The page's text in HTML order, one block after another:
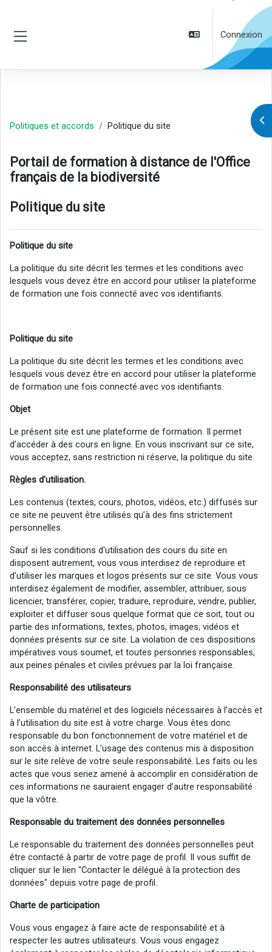
Connexion
Politiques et accords Politique du site
Portail de formation à distance de l'Office
français de la biodiversité
Politique du site
Politique du site
La politique du site décrit les termes et les conditions avec
lesquels vous devez être en accord pour utiliser la plateforme
de formation une fois connecté avec vos identifiants.
Politique du site
La politique du site décrit les termes et les conditions avec
lesquels vous devez être en accord pour utiliser la plateforme
de formation une fois connecté avec vos identifiants.
Objet
Le présent site est une plateforme de formation. Il permet
d’accéder à des cours en ligne. En vous inscrivant sur ce site,
vous acceptez, sans restriction ni réserve, la politique du site.
Règles d’utilisation.
Les contenus (textes, cours, photos, vidéos, etc.) diffusés sur
ce site ne peuvent être utilisés qu’à des fins strictement
personnelles.
Sauf si les conditions d'utilisation des cours du site en
disposent autrement, vous vous interdisez de reproduire et
d’utiliser les marques et logos présents sur ce site. Vous vous
interdisez également de modifier, assembler, attribuer, sous
licencier, transférer, copier, traduire, reproduire, vendre, publier,
exploiter et diffuser sous quelque format que ce soit, tout ou
partie des informations, textes, photos, images, vidéos et
données présents sur ce site. La violation de ces dispositions
impératives vous soumet, et toutes personnes responsables,
aux peines pénales et civiles prévues par la loi française.
Responsabilité des utilisateurs
L’ensemble du matériel et des logiciels nécessaires à l’accès et
à l’utilisation du site est à votre charge. Vous êtes donc
responsable du bon fonctionnement de votre matériel et de
son accès à internet. L’usage des contenus mis à disposition
sur le site relève de votre seule responsabilité. Les faits ou les
actes que vous seriez amené à accomplir en considération de
ces informations ne sauraient engager d’autre responsabilité
que la vôtre.
Responsable du traitement des données personnelles
Le responsable du traitement des données personnelles peut
être contacté à partir de votre page de profil. Il vous suffit de
cliquer sur le lien "Contacter le délégué à la protection des
données" depuis votre page de profil.
Charte de participation
Vous vous engagez à faire acte de responsabilité et à
respecter les autres utilisateurs. Vous vous engagez